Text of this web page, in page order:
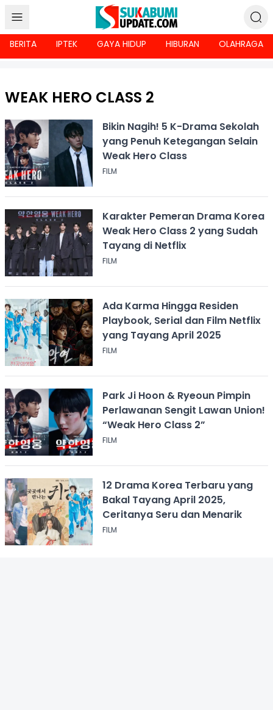
BERITA IPTEK GAYA HIDUP HIBURAN OLAHRAGA
WEAK HERO CLASS 2
Bikin Nagih! 5 K-Drama Sekolah
yang Penuh Ketegangan Selain
Weak Hero Class
FILM
Karakter Pemeran Drama Korea
Weak Hero Class 2 yang Sudah
Tayang di Netflix
FILM
Ada Karma Hingga Residen
Playbook, Serial dan Film Netflix
yang Tayang April 2025
FILM
Park Ji Hoon & Ryeoun Pimpin
Perlawanan Sengit Lawan Union!
“Weak Hero Class 2”
FILM
12 Drama Korea Terbaru yang
Bakal Tayang April 2025,
Ceritanya Seru dan Menarik
FILM